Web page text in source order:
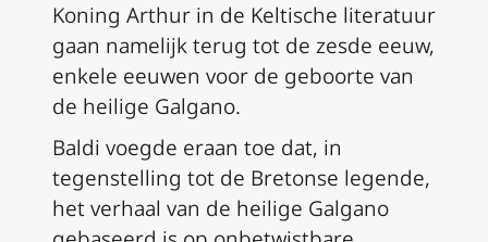
Koning Arthur in de Keltische literatuur
gaan namelijk terug tot de zesde eeuw,
enkele eeuwen voor de geboorte van
de heilige Galgano.
Baldi voegde eraan toe dat, in
tegenstelling tot de Bretonse legende,
het verhaal van de heilige Galgano